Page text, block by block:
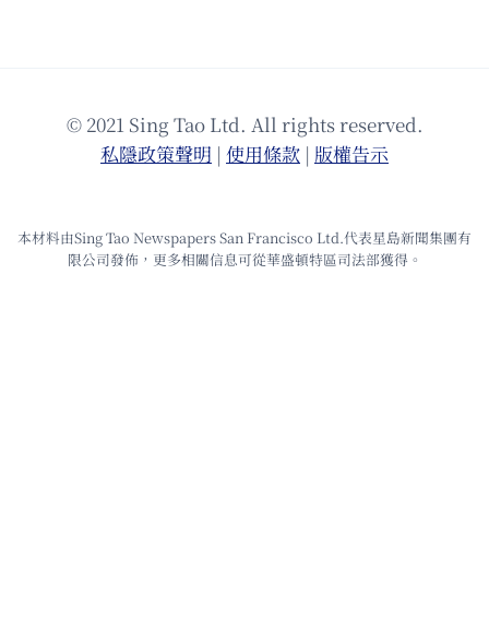
© 2021 Sing Tao Ltd. All rights reserved.
私隱政策聲明 | 使⽤條款 | 版權告⽰
本材料由Sing Tao Newspapers San Francisco Ltd.代表星島新聞集團有
限公司發佈，更多相關信息可從華盛頓特區司法部獲得。